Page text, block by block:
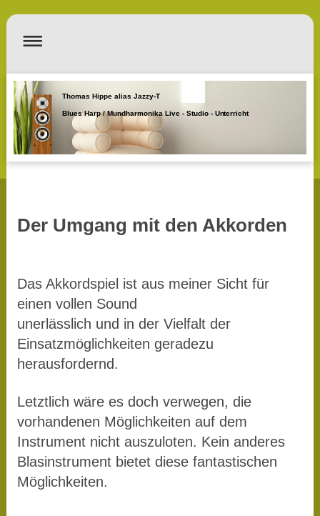
Thomas Hippe alias Jazzy-T
Blues Harp / Mundharmonika Live - Studio - Unterricht
Der Umgang mit den Akkorden
Das Akkordspiel ist aus meiner Sicht für
einen vollen Sound
unerlässlich und in der Vielfalt der
Einsatzmöglichkeiten geradezu
herausfordernd.
Letztlich wäre es doch verwegen, die
vorhandenen Möglichkeiten auf dem
Instrument nicht auszuloten. Kein anderes
Blasinstrument bietet diese fantastischen
Möglichkeiten.